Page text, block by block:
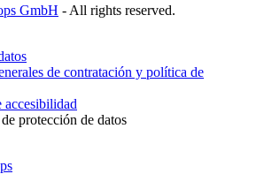
GmbH - All rights reserved.
de contratación y política de
accesibilidad
protección de datos